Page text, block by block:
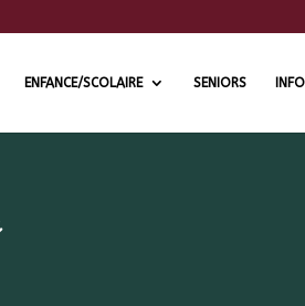
ENFANCE/SCOLAIRE SENIORS